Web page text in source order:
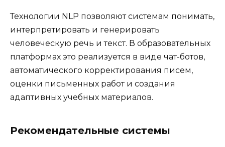
Технологии NLP позволяют системам понимать,
интерпретировать и генерировать
человеческую речь и текст. В образовательных
платформах это реализуется в виде чат-ботов,
автоматического корректирования писем,
оценки письменных работ и создания
адаптивных учебных материалов.
Рекомендательные системы